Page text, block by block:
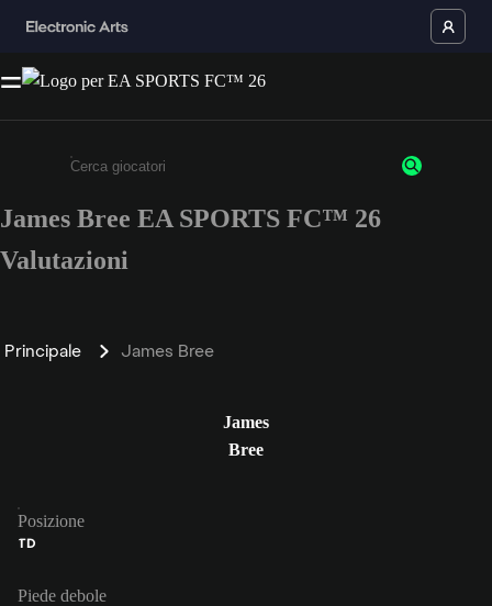
Inserisci un minimo di 3 caratteri o numeri.
James Bree EA SPORTS FC™ 26
Valutazioni
Principale James Bree
James
Bree
Posizione
TD
Piede debole